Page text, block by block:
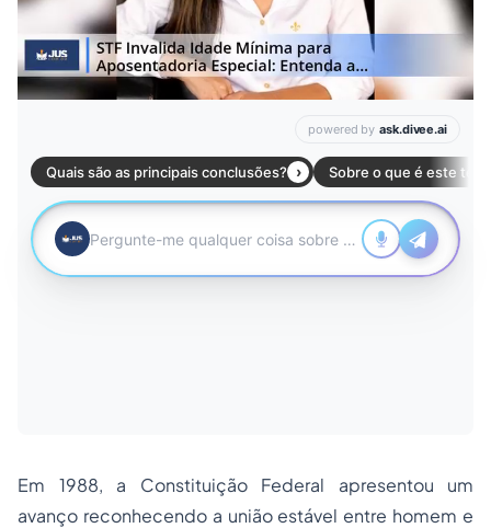
Em 1988, a Constituição Federal apresentou um
avanço reconhecendo a união estável entre homem e